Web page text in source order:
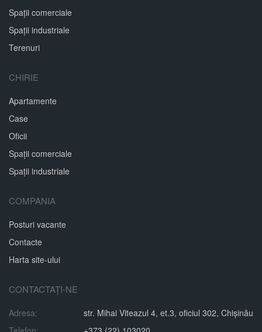
Spații comerciale
Spații industriale
Terenuri
CHIRIE
Apartamente
Case
Oficii
Spații comerciale
Spații industriale
COMPANIA
Posturi vacante
Contacte
Harta site-ului
CONTACTAȚI-NE
Adresa:
str. Mihai Viteazul 4, et.3, oficiul 302, Chișinău